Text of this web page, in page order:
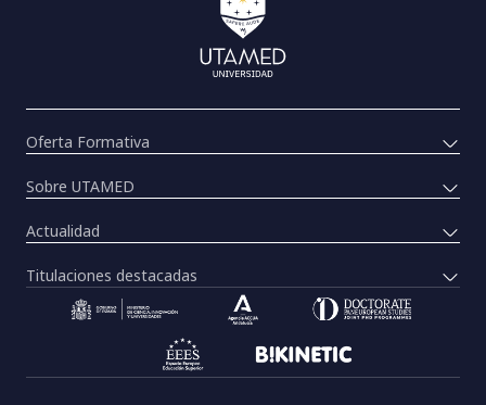
Oferta Formativa
Sobre UTAMED
Actualidad
Titulaciones destacadas